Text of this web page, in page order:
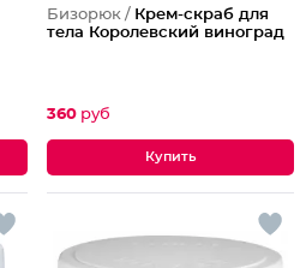
Бизорюк / Крем-скраб для
тела Королевский виноград
360 руб